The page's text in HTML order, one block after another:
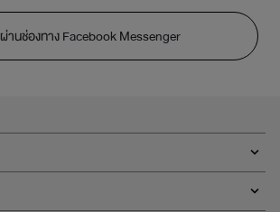
ผ่านช่องทาง Facebook Messenger